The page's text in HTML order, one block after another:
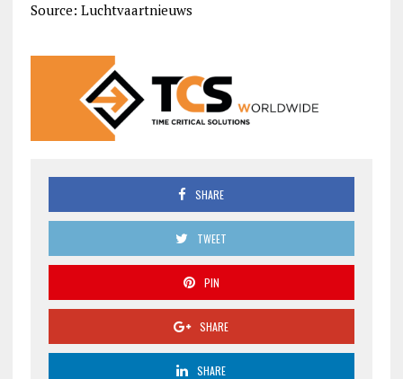
Source: Luchtvaartnieuws
SHARE
TWEET
PIN
SHARE
SHARE